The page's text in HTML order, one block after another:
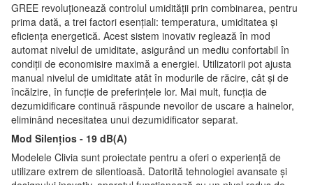
GREE revoluționează controlul umidității prin combinarea, pentru
prima dată, a trei factori esențiali: temperatura, umiditatea și
eficiența energetică. Acest sistem inovativ reglează în mod
automat nivelul de umiditate, asigurând un mediu confortabil în
condiții de economisire maximă a energiei. Utilizatorii pot ajusta
manual nivelul de umiditate atât în modurile de răcire, cât și de
încălzire, în funcție de preferințele lor. Mai mult, funcția de
dezumidificare continuă răspunde nevoilor de uscare a hainelor,
eliminând necesitatea unui dezumidificator separat.
Mod Silențios - 19 dB(A)
Modelele Clivia sunt proiectate pentru a oferi o experiență de
utilizare extrem de silentioasă. Datorită tehnologiei avansate și